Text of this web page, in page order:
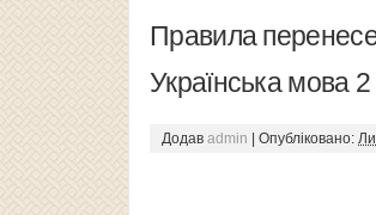
Правила
Українська мова 2
Додав admin Опубліковано: